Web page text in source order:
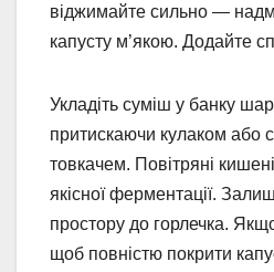
віджимайте сильно —
капусту м’якою. Додайте
Укладіть суміш у банку
притискаючи кулаком або
товкачем. Повітряні
якісної ферментації.
простору до горлечка.
щоб повністю покрити